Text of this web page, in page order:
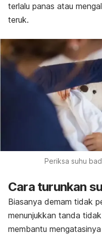
terlalu panas atau
teruk.
Periksa suhu
Cara turunkan
Biasanya demam tidak
menunjukkan tanda
membantu